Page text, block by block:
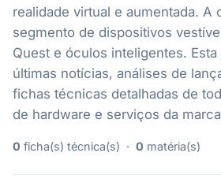
realidade virtual e aumentada. A
segmento de dispositivos
Quest e óculos inteligentes. Esta
últimas notícias, análises de
fichas técnicas detalhadas de
de hardware e serviços da
0 ficha(s) técnica(s) · 0 matéria(s)